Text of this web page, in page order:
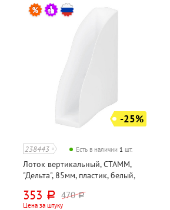
-25%
238443 Есть в наличии 1 шт.
Лоток вертикальный, СТАММ,
"Дельта", 85мм, пластик, белый,
353 руб. 470 руб.
Цена за штуку